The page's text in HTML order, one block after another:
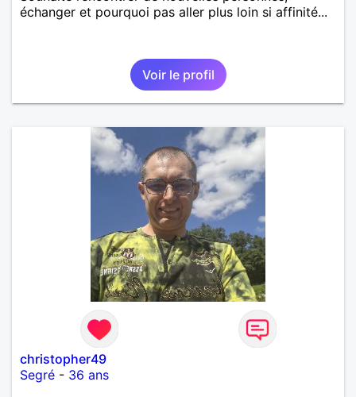
échanger et pourquoi pas aller plus loin si affinité...
Voir le profil
christopher49
Segré - 36 ans